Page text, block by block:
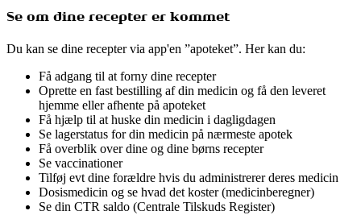
Se om dine recepter er kommet
Du kan se dine recepter via app'en ”apoteket”. Her kan du:
Få adgang til at forny dine recepter
Oprette en fast bestilling af din medicin og få den leveret
hjemme eller afhente på apoteket
Få hjælp til at huske din medicin i dagligdagen
Se lagerstatus for din medicin på nærmeste apotek
Få overblik over dine og dine børns recepter
Se vaccinationer
Tilføj evt dine forældre hvis du administrerer deres medicin
Dosismedicin og se hvad det koster (medicinberegner)
Se din CTR saldo (Centrale Tilskuds Register)